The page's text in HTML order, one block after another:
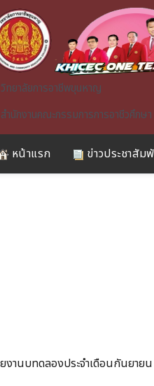
วิทยาลัยการอาชีพขุนหาญ
สำนักงานคณะกรรมการการอาชีวศึกษา
หน้าแรก ข่าวประชาสัม
ยงานบทดลองประจำเดือนกันยาย